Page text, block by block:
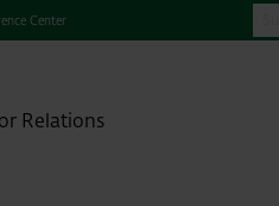
Center
Relations